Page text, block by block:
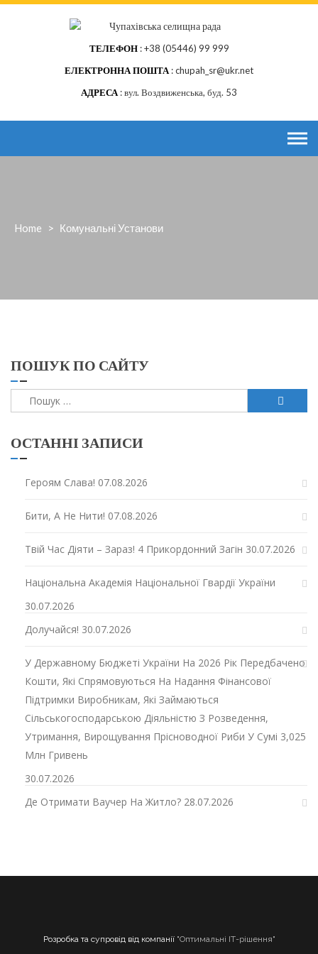
Skip
ТЕЛЕФОН +38 (05446) 99 999
ЕЛЕКТРОННА ПОШТА chupah_sr@ukr.net
АДРЕСА вул. Воздвиженська, буд. 53
Home > Комунальні Установи
ПОШУК ПО САЙТУ
Пошук:
ОСТАННІ ЗАПИСИ
Героям Слава! 07.08.2026
Бити, А Не Нити! 07.08.2026
Твій Час Діяти – Зараз! 4 Прикордонний Загін 30.07.2026
Національна Академія Національної Гвардії України
30.07.2026
Долучайся! 30.07.2026
У Державному Бюджеті України На 2026 Рік Передбачено
Кошти, Які Спрямовуються На Надання Фінансової
Підтримки Виробникам, Які Займаються
Сільськогосподарською Діяльністю З Розведення,
Утримання, Вирощування Прісноводної Риби У Сумі 3,025
Млн Гривень
30.07.2026
Де Отримати Ваучер На Житло? 28.07.2026
Розробка та супровід від компанії "Оптимальні ІТ-рішення"